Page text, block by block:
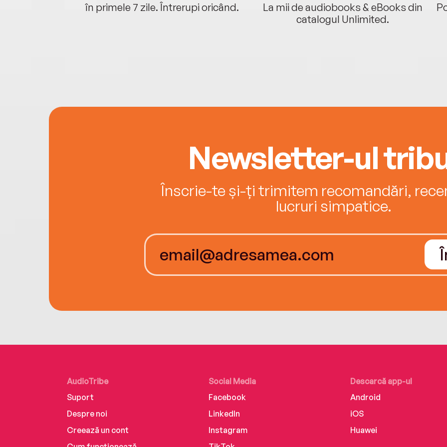
în primele 7 zile. Întrerupi oricând.
La mii de audiobooks & eBooks din
catalogul Unlimited.
Newsletter-ul
Înscrie-te și-ți trimitem recomandări,
lucruri simpatice.
AudioTribe
Suport
Despre noi
Creează un cont
Social Media
Facebook
LinkedIn
Instagram
Descarcă app-ul
Android
iOS
Huawei